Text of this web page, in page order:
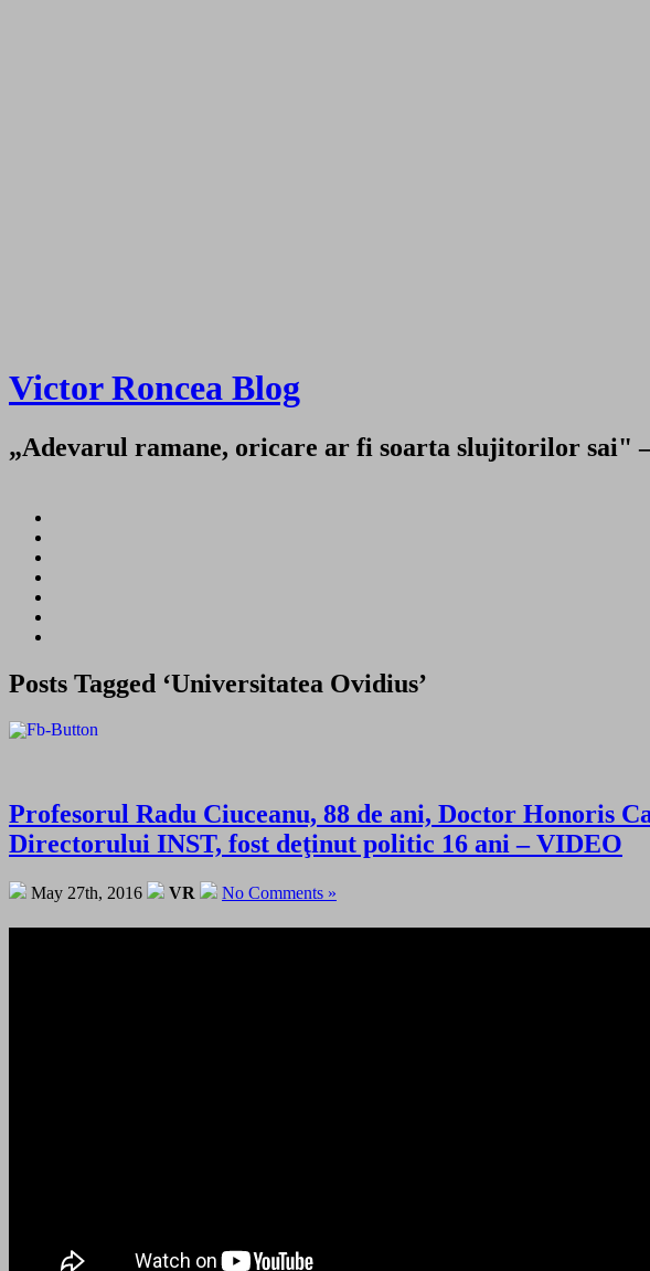
Victor Roncea Blog
„Adevarul ramane, oricare ar fi soarta slujitorilor sai"
Posts Tagged ‘Universitatea Ovidius’
Profesorul Radu Ciuceanu, 88 de ani, Doctor Honoris
Directorului INST, fost deţinut politic 16 ani – VIDEO
May 27th, 2016 VR No Comments »